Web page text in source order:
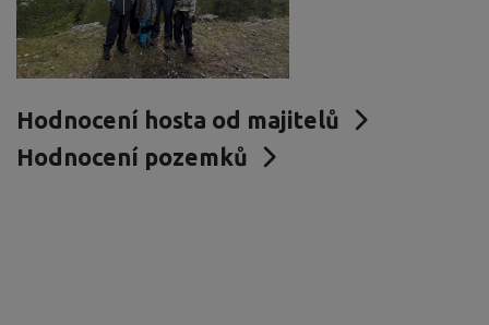
Hodnocení hosta od majitelů
Hodnocení pozemků